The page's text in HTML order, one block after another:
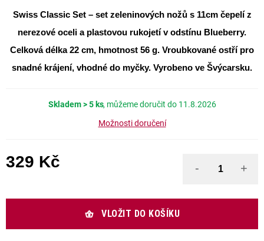
Swiss Classic Set – set zeleninových nožů s 11cm čepelíz
nerezové oceli a plastovou rukojetí v odstínu Blueberry.
Celková délka 22 cm, hmotnost 56 g. Vroubkované ostří pro
snadné krájení, vhodné do myčky. Vyrobeno ve Švýcarsku.
Skladem> 5 ks
11.8.2026
Možnosti doručení
329 Kč
VLOŽIT DO KOŠÍKU